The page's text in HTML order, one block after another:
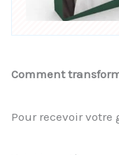
Comment
Pour recevoir